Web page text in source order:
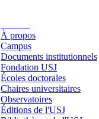
À propos
Campus
Documents institutionnels
Fondation USJ
Écoles doctorales
Chaires universitaires
Observatoires
Éditions de l'USJ